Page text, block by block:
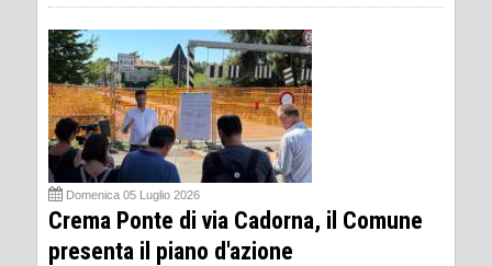
Domenica 05 Luglio 2026
Crema Ponte di via Cadorna, il Comune
presenta il piano d'azione